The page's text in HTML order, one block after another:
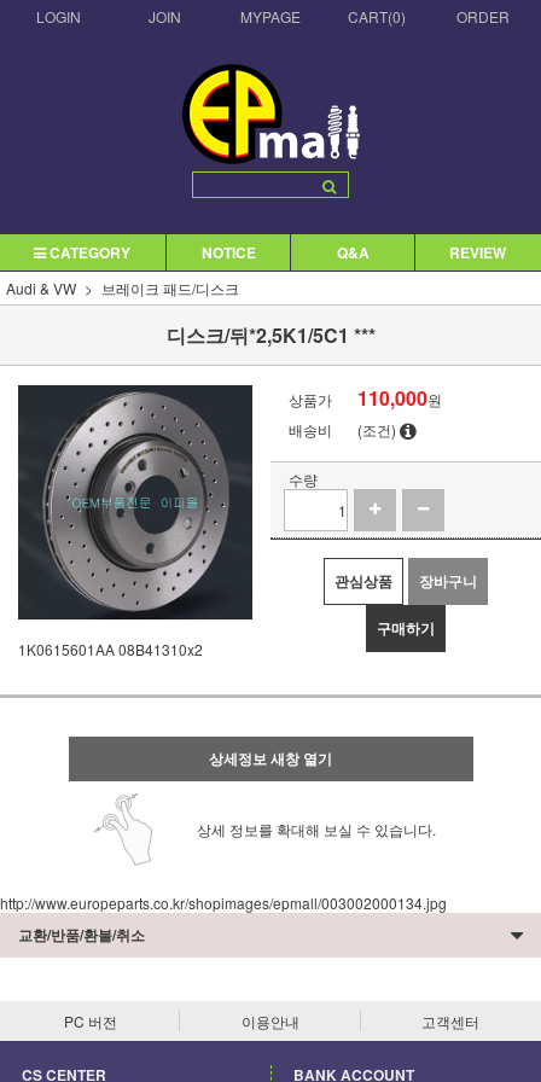
LOGIN JOIN MYPAGE CART(0) ORDER
CATEGORY NOTICE Q&A REVIEW
Audi & VW 브레이크 패드/디스크
디스크/뒤*2,5K1/5C1 ***
1K0615601AA 08B41310x2
상품가 110,000원
배송비
(조건)
수량
관심상품 장바구니
구매하기
상세정보 새창 열기
상세 정보를 확대해 보실 수 있습니다.
http://www.europeparts.co.kr/shopimages/epmall/003002000134.jpg
교환/반품/환불/취소
PC 버전 이용안내 고객센터
CS CENTER BANK ACCOUNT